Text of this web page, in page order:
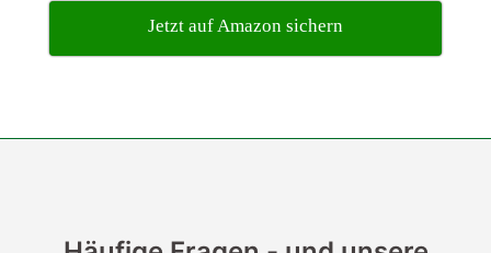
Jetzt auf Amazon sichern